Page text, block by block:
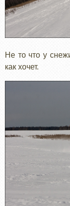
Не то что у
как хочет.